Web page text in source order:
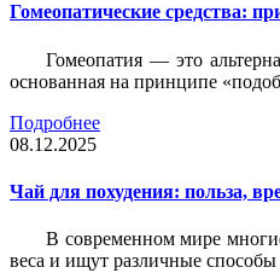
Гомеопатические средства:
Гомеопатия — это
основанная на принципе
Подробнее
08.12.2025
Чай для похудения: польза,
В современном мире
веса и ищут различные